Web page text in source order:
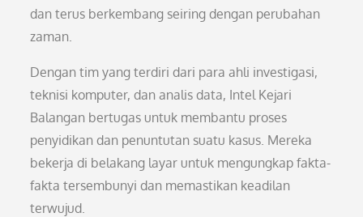
dan terus berkembang seiring dengan perubahan
zaman.
Dengan tim yang terdiri dari para ahli investigasi,
teknisi komputer, dan analis data, Intel Kejari
Balangan bertugas untuk membantu proses
penyidikan dan penuntutan suatu kasus. Mereka
bekerja di belakang layar untuk mengungkap fakta-
fakta tersembunyi dan memastikan keadilan
terwujud.